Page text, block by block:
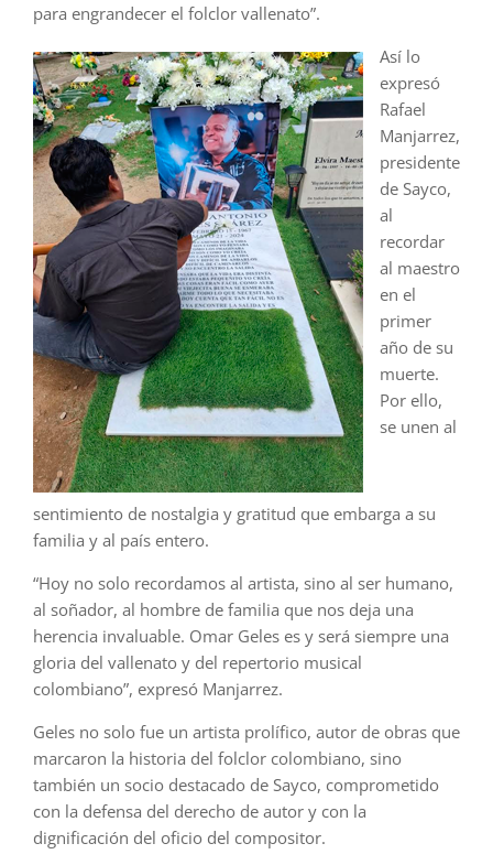
para engrandecer el folclor vallenato”.
Así lo
expresó
Rafael
Manjarrez,
presidente
de Sayco,
al
recordar
al maestro
en el
primer
año de su
muerte.
Por ello,
se unen al
sentimiento de nostalgia y gratitud que embarga a su
familia y al país entero.
“Hoy no solo recordamos al artista, sino al ser humano,
al soñador, al hombre de familia que nos deja una
herencia invaluable. Omar Geles es y será siempre una
gloria del vallenato y del repertorio musical
colombiano”, expresó Manjarrez.
Geles no solo fue un artista prolífico, autor de obras que
marcaron la historia del folclor colombiano, sino
también un socio destacado de Sayco, comprometido
con la defensa del derecho de autor y con la
dignificación del oficio del compositor.